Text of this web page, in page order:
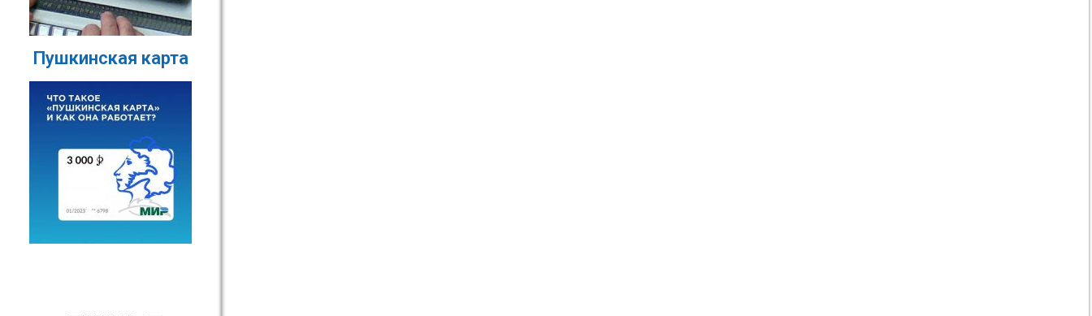
Пушкинская карта